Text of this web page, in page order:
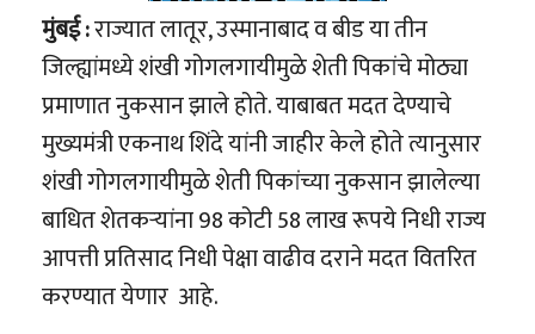
मुंबई :राज्यात लातूर, उस्मानाबाद व बीड या तीन
जिल्ह्यांमध्ये शंखी गोगलगायीमुळे शेती पिकांचे मोठ्या
प्रमाणात नुकसान झाले होते. याबाबत मदत देण्याचे
मुख्यमंत्री एकनाथ शिंदे यांनी जाहीर केले होते त्यानुसार
शंखी गोगलगायीमुळे शेती पिकांच्या नुकसान झालेल्या
बाधित शेतकऱ्यांना 98 कोटी 58 लाख रूपये निधी राज्य
आपत्ती प्रतिसाद निधी पेक्षा वाढीव दराने मदत वितरित
करण्यात येणार आहे.